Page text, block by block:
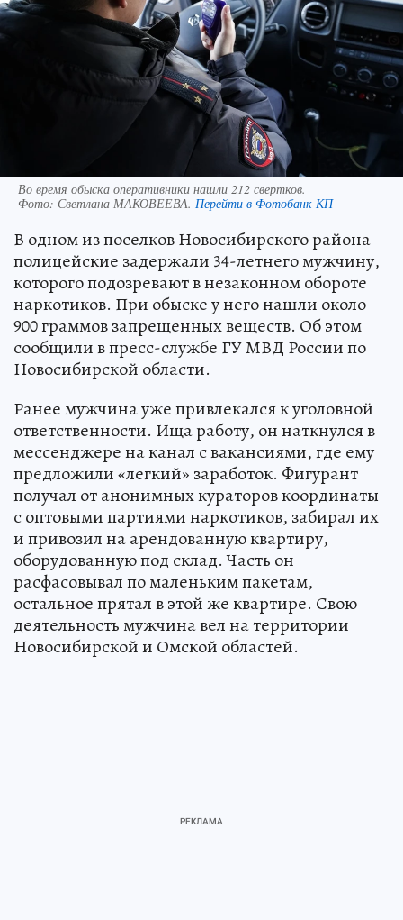
Во время обыска оперативники нашли 212 свертков.
Фото: Светлана МАКОВЕЕВА. Перейти в Фотобанк КП
В одном из поселков Новосибирского района
полицейские задержали 34-летнего мужчину,
которого подозревают в незаконном обороте
наркотиков. При обыске у него нашли около
900 граммов запрещенных веществ. Об этом
сообщили в пресс-службе ГУ МВД России по
Новосибирской области.
Ранее мужчина уже привлекался к уголовной
ответственности. Ища работу, он наткнулся в
мессенджере на канал с вакансиями, где ему
предложили «легкий» заработок. Фигурант
получал от анонимных кураторов координаты
с оптовыми партиями наркотиков, забирал их
и привозил на арендованную квартиру,
оборудованную под склад. Часть он
расфасовывал по маленьким пакетам,
остальное прятал в этой же квартире. Свою
деятельность мужчина вел на территории
Новосибирской и Омской областей.